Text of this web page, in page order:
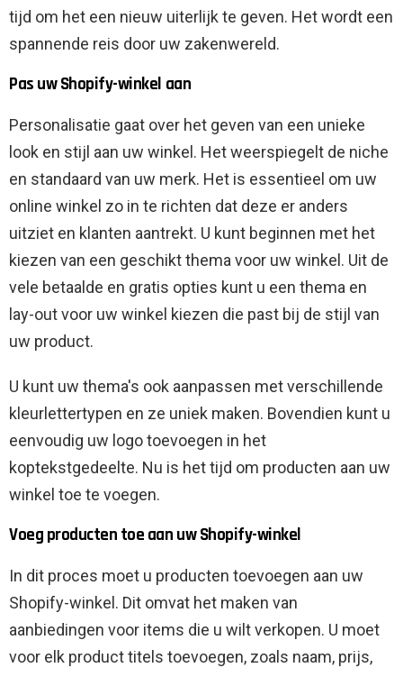
tijd om het een nieuw uiterlijk te geven. Het wordt een
spannende reis door uw zakenwereld.
Pas uw Shopify-winkel aan
Personalisatie gaat over het geven van een unieke
look en stijl aan uw winkel. Het weerspiegelt de niche
en standaard van uw merk. Het is essentieel om uw
online winkel zo in te richten dat deze er anders
uitziet en klanten aantrekt. U kunt beginnen met het
kiezen van een geschikt thema voor uw winkel. Uit de
vele betaalde en gratis opties kunt u een thema en
lay-out voor uw winkel kiezen die past bij de stijl van
uw product.
U kunt uw thema's ook aanpassen met verschillende
kleurlettertypen en ze uniek maken. Bovendien kunt u
eenvoudig uw logo toevoegen in het
koptekstgedeelte. Nu is het tijd om producten aan uw
winkel toe te voegen.
Voeg producten toe aan uw Shopify-winkel
In dit proces moet u producten toevoegen aan uw
Shopify-winkel. Dit omvat het maken van
aanbiedingen voor items die u wilt verkopen. U moet
voor elk product titels toevoegen, zoals naam, prijs,